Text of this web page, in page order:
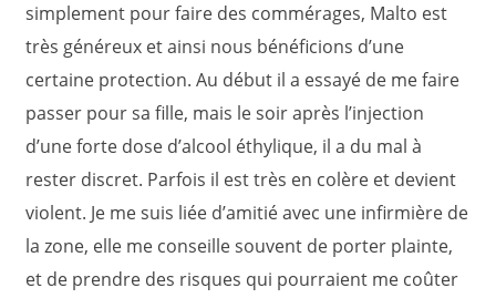
simplement pour faire des commérages, Malto est
très généreux et ainsi nous bénéficions d’une
certaine protection. Au début il a essayé de me faire
passer pour sa fille, mais le soir après l’injection
d’une forte dose d’alcool éthylique, il a du mal à
rester discret. Parfois il est très en colère et devient
violent. Je me suis liée d’amitié avec une infirmière de
la zone, elle me conseille souvent de porter plainte,
et de prendre des risques qui pourraient me coûter